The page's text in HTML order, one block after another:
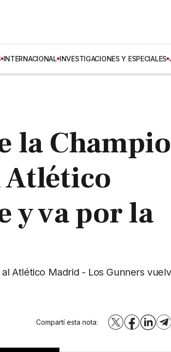
INTERNACIONAL INVESTIGACIONES Y ESPECIALES
la
Atlético
y va por la
Atlético Madrid - Los Gunners
Compartí esta nota: X Facebook